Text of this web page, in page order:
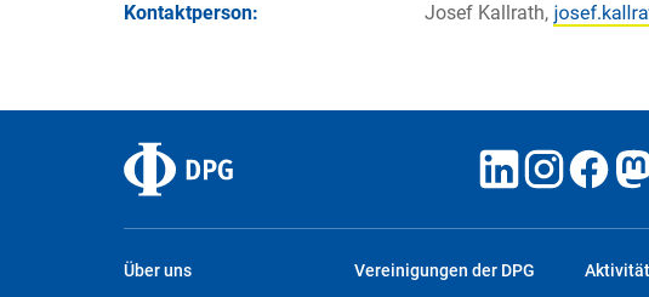
Kontakt­person:
Josef Kallrath,
Über uns Vereinigungen der DPG